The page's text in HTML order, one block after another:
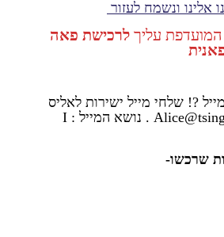
אלינו ונשמח לעזור
עליך לרכישת פאה
?! שלחי מייל ישירות לאליס
פאות Alice@tsingtaowigs.com . נושא המייל : I
שרכשו-